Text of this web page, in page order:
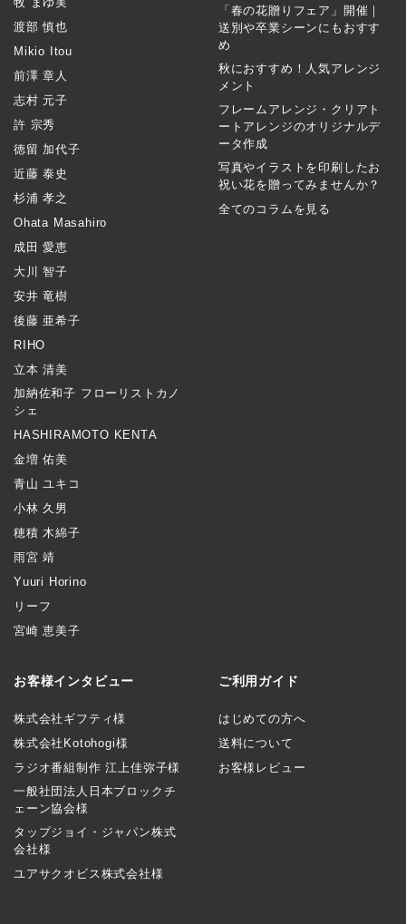
渡部 慎也
Mikio Itou
前澤 章人
志村 元子
許 宗秀
徳留 加代子
近藤 泰史
杉浦 孝之
Ohata Masahiro
成田 愛恵
大川 智子
安井 竜樹
後藤 亜希子
RIHO
立本 清美
加納佐和子 フローリストカノ
シェ
HASHIRAMOTO KENTA
金増 佑美
青山 ユキコ
小林 久男
穂積 木綿子
雨宮 靖
Yuuri Horino
リーフ
宮崎 恵美子
「春の花贈りフェア」開催｜
送別や卒業シーンにもおすす
め
秋におすすめ！人気アレンジ
メント
フレームアレンジ・クリアト
ートアレンジのオリジナルデ
ータ作成
写真やイラストを印刷したお
祝い花を贈ってみませんか？
全てのコラムを見る
お客様インタビュー
株式会社ギフティ様
株式会社Kotohogi様
ラジオ番組制作 江上佳弥子様
一般社団法人日本ブロックチ
ェーン協会様
タップジョイ・ジャパン株式
会社様
ユアサクオビス株式会社様
ご利用ガイド
はじめての方へ
送料について
お客様レビュー